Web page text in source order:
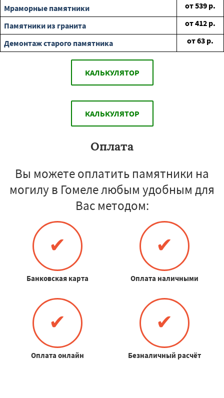
Мраморные памятники
от539 р.
Памятники из гранита
от412 р.
Демонтаж старого памятника
от63 р.
КАЛЬКУЛЯТОР
КАЛЬКУЛЯТОР
Оплата
Вы можете оплатить памятники на
могилу в Гомеле любым удобным для
Вас методом:
✔
Банковская карта
✔
Оплата наличными
✔
Оплата онлайн
✔
Безналичный расчёт